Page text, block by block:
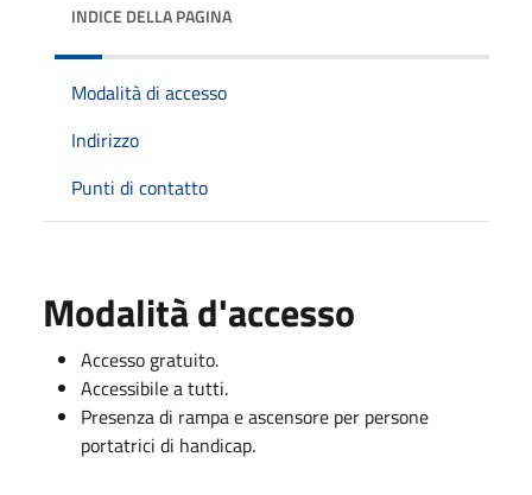
INDICE DELLA PAGINA
Modalità di accesso
Indirizzo
Punti di contatto
Modalità d'accesso
Accesso gratuito.
Accessibile a tutti.
Presenza di rampa e ascensore per persone
portatrici di handicap.